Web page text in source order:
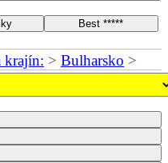
Best *****
krajín: > Bulharsko >